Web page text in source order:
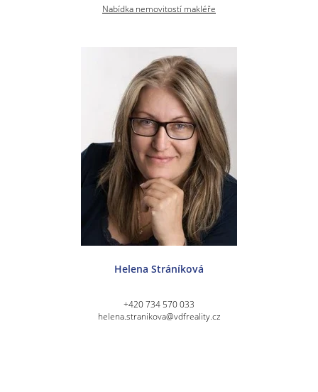
Nabídka nemovitostí makléře
Helena Stráníková
+420 734 570 033
helena.stranikova@vdfreality.cz